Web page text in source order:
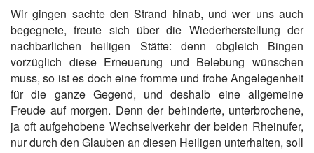
Wir gingen sachte den Strand hinab, und wer uns auch
begegnete, freute sich über die Wiederherstellung der
nachbarlichen heiligen Stätte: denn obgleich Bingen
vorzüglich diese Erneuerung und Belebung wünschen
muss, so ist es doch eine fromme und frohe Angelegenheit
für die ganze Gegend, und deshalb eine allgemeine
Freude auf morgen. Denn der behinderte, unterbrochene,
ja oft aufgehobene Wechselverkehr der beiden Rheinufer,
nur durch den Glauben an diesen Heiligen unterhalten, soll